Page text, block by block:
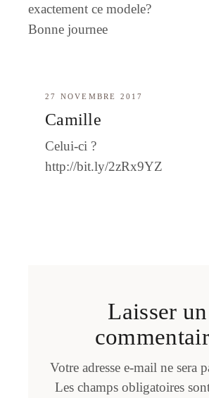
exactement ce modele?
Bonne journee
27 NOVEMBRE 2017
Camille
Celui-ci ?
http://bit.ly/2zRx9YZ
Laisser un
Votre adresse e-mail ne sera
Les champs obligatoires